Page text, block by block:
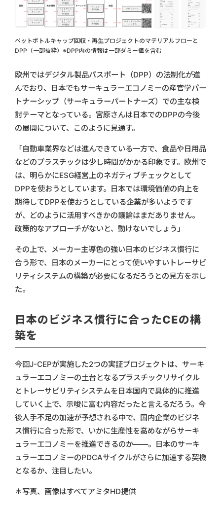
ペットボトルキャップ回収・再生プロジェクトのマテリアルフローと
DPP（一部抜粋）※DPP内の情報は一部ダミー値を含む
欧州ではデジタル製品パスポート（DPP）の法制化が進
んでおり、日本でもサーキュラーエコノミーの産官学パー
トナーシップ（サーキュラーパートナーズ）での主な検
討テーマとなっている。宮原さんは日本でのDPPの今後
の展開について、このように見通す。
「自動車業界などは進んできている一方で、食品や日用品
などのプラスチックは少し時間がかかる印象です。欧州で
は、明らかにESG経営上のネガティブチェックとして
DPPを使おうとしています。日本では環境価値の向上を
期待してDPPを使おうとしている企業が多いようです
が、どのように活用すべきかの議論はまだありません。
政策的なアプローチがないと、動けないでしょう」
その上で、メーカー主導色の強い日本のビジネス慣行に
合う形で、日本のメーカーにとって使いやすいトレーサビ
リティシステムの構築が必要になるだろうとの見方を示し
た。
日本のビジネス慣行に合ったCEの構
築を
今回J-CEPが実施した2つの実証プロジェクトは、サーキ
ュラーエコノミーの土台となるプラスチックリサイクル
とトレーサビリティシステムを日本国内で具体的に推進
していく上で、示唆に富む内容だったと言えるだろう。今
後人手不足の加速が予想される中で、国内企業のビジネ
ス慣行に合った形で、いかに生産性を高めながらサーキ
ュラーエコノミーを推進できるのか――。日本のサーキ
ュラーエコノミーのPDCAサイクルがさらに加速する契機
となるか、注目したい。
＊写真、画像はすべてアミタHD提供